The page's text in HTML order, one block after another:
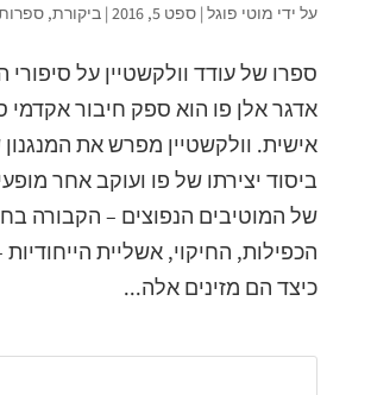
על ידי מוטי פוגל| ספט 5, 2016 | ביקורת,
ספרו של עודד וולקשטיין על
אדגר אלן פו הוא ספק חיבור
אישית. וולקשטיין מפרש את
ביסוד יצירתו של פו ועוקב אחר
של המוטיבים הנפוצים – הקבורה
הכפילות, החיקוי, אשליית
כיצד הם מזינים אלה...